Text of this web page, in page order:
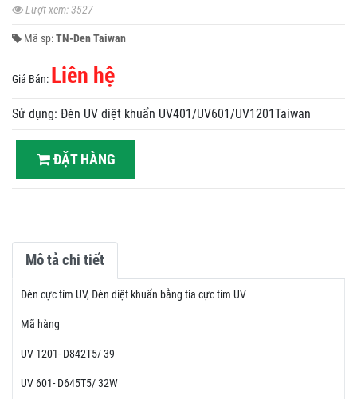
Lượt xem: 3527
Mã sp:TN-Den Taiwan
Giá Bán: Liên hệ
Sử dụng: Đèn UV diệt khuẩn UV401/UV601/UV1201Taiwan
ĐẶT HÀNG
Mô tả chi tiết
Đèn cực tím UV, Đèn diệt khuẩn bằng tia cực tím UV
Mã hàng
UV 1201- D842T5/ 39
UV 601- D645T5/ 32W